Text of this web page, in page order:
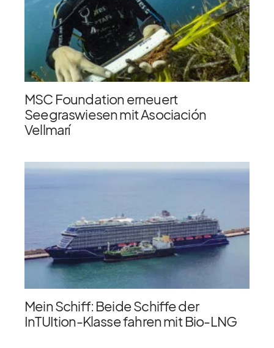
MSC Foundation erneuert
Seegraswiesen mit Asociación
Vellmarí
Mein Schiff: Beide Schiffe der
InTUItion-Klasse fahren mit Bio-LNG